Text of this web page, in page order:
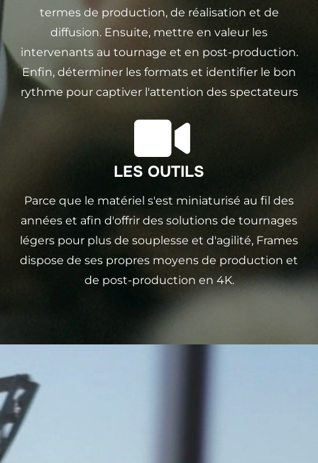
termes de production, de réalisation et de
diffusion. Ensuite, mettre en valeur les
intervenants au tournage et en post-production.
Enfin, déterminer les formats et identifier le bon
rythme pour captiver l'attention des spectateurs
LES OUTILS
Parce que le matériel s'est miniaturisé au fil des
années et afin d'offrir des solutions de tournages
légers pour plus de souplesse et d'agilité, Frames
dispose de ses propres moyens de production et
de post-production en 4K.